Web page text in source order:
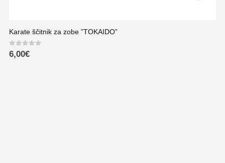
Karate ščitnik za zobe ”TOKAIDO”
0out of 5
6,00€